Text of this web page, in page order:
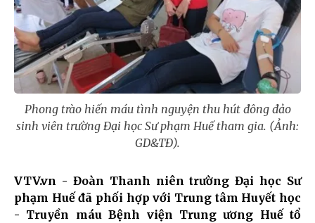
Phong trào hiến máu tình nguyện thu hút đông đảo
sinh viên trường Đại học Sư phạm Huế tham gia. (Ảnh:
GD&TĐ).
VTV.vn - Đoàn Thanh niên trường Đại học Sư
phạm Huế đã phối hợp với Trung tâm Huyết học
- Truyền máu Bệnh viện Trung ương Huế tổ